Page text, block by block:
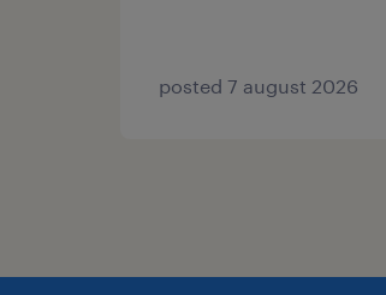
posted 7 august 2026